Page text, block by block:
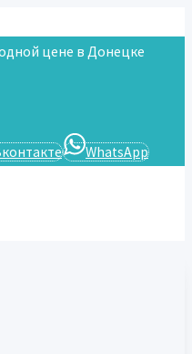
цене в Донецке
WhatsApp